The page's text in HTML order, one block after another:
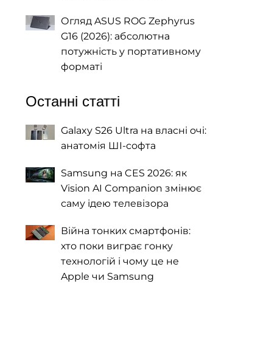
Огляд ASUS ROG Zephyrus
G16 (2026): абсолютна
потужність у портативному
форматі
Останні статті
Galaxy S26 Ultra на власні очі:
анатомія ШІ-софта
Samsung на CES 2026: як
Vision AI Companion змінює
саму ідею телевізора
Війна тонких смартфонів:
хто поки виграє гонку
технологій і чому це не
Apple чи Samsung